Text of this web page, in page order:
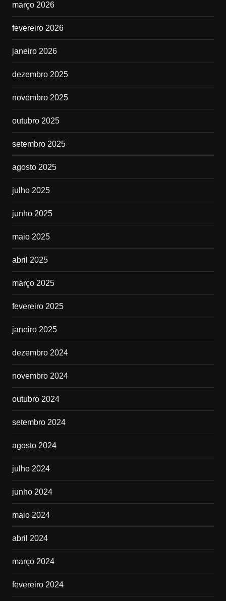
março 2026
fevereiro 2026
janeiro 2026
dezembro 2025
novembro 2025
outubro 2025
setembro 2025
agosto 2025
julho 2025
junho 2025
maio 2025
abril 2025
março 2025
fevereiro 2025
janeiro 2025
dezembro 2024
novembro 2024
outubro 2024
setembro 2024
agosto 2024
julho 2024
junho 2024
maio 2024
abril 2024
março 2024
fevereiro 2024